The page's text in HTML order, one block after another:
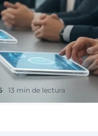
13 min de lectura